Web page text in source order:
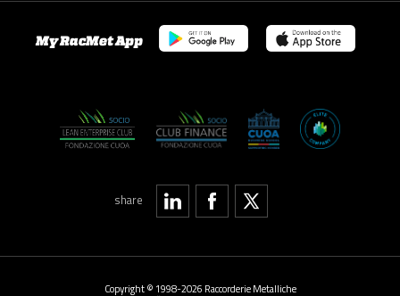
share
My RacMet App
Copyright © 1998-2026 Raccorderie Metalliche